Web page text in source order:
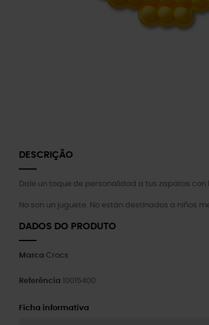
DESCRIÇÃO
Dale un toque de personalidad a tus zapatos
No son un juguete. No están destinados a niños
DADOS DO PRODUTO
Marca Crocs
Referência 10015400
Ficha informativa